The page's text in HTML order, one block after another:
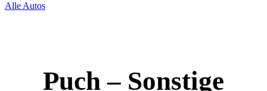
Alle Autos
Puch – Sonstige